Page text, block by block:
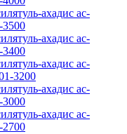
ахадис ас-
ахадис ас-
ахадис ас-
3200
ахадис ас-
ахадис ас-